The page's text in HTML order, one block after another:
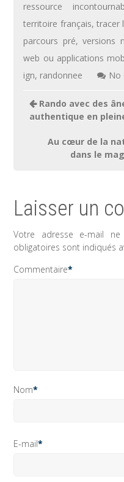
ressource
territoire français, tracer
parcours pré,versions
web ou applications
ign, randonnee No
Navigation
de
Rando avec des
authentique en
Au cœur de la
dans le
Laisser un
Votre adresse e-mail
obligatoires sont indiqués
Commentaire*
Nom*
E-mail*